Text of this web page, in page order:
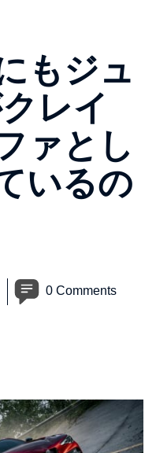
もジュ
レイ
ァとし
いるの
0 Comments